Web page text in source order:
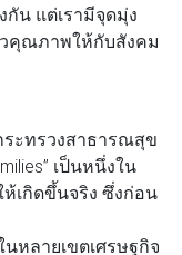
น แต่เรามีจุดมุ่ง
คุณภาพให้กับสังคม
ระทรวงสาธารณสุข
เป็นหนึ่งใน
เกิดขึ้นจริง ซึ่งก่อน
หลายเขตเศรษฐกิจ